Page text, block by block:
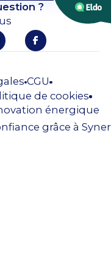
?
CGU
de cookies
énergique
grâce à